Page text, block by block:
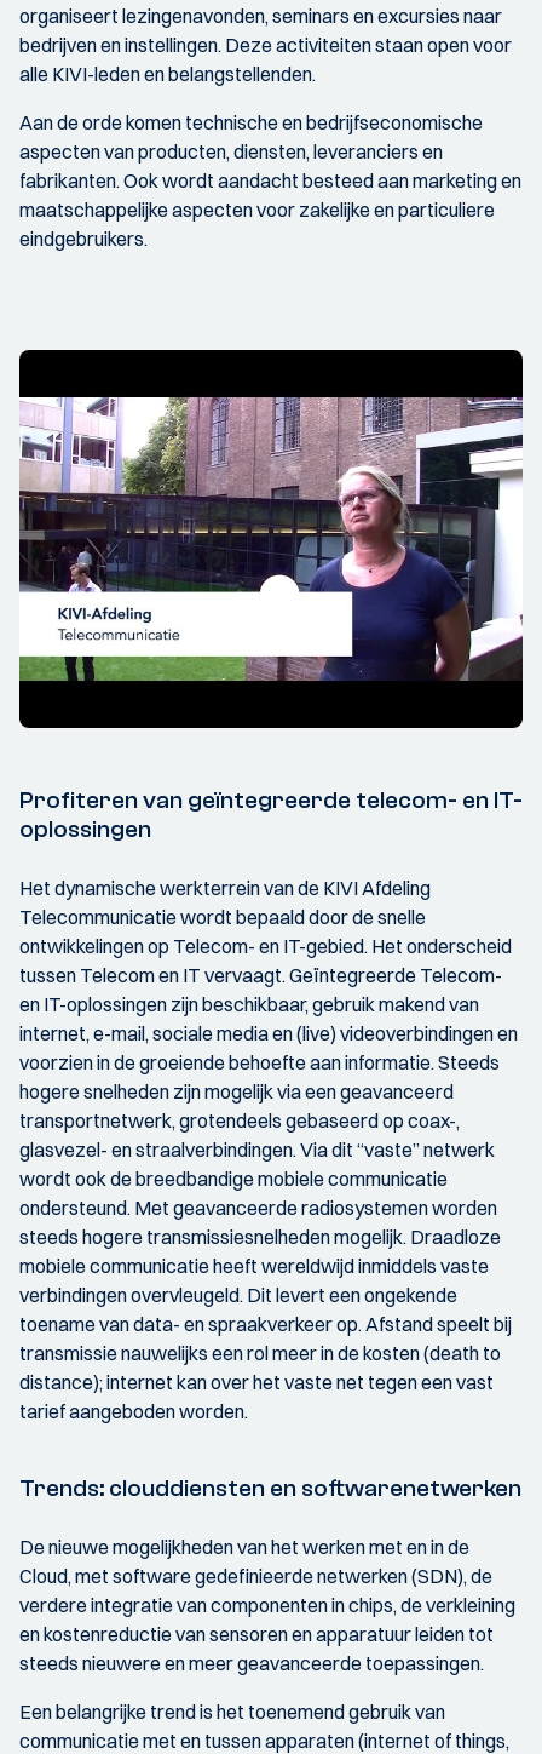
organiseert lezingenavonden, seminars en excursies naar
bedrijven en instellingen. Deze activiteiten staan open voor
alle KIVI-leden en belangstellenden.
Aan de orde komen technische en bedrijfseconomische
aspecten van producten, diensten, leveranciers en
fabrikanten. Ook wordt aandacht besteed aan marketing en
maatschappelijke aspecten voor zakelijke en particuliere
eindgebruikers.
Profiteren van geïntegreerde telecom- en IT-
oplossingen
Het dynamische werkterrein van de KIVI Afdeling
Telecommunicatie wordt bepaald door de snelle
ontwikkelingen op Telecom- en IT-gebied. Het onderscheid
tussen Telecom en IT vervaagt. Geïntegreerde Telecom-
en IT-oplossingen zijn beschikbaar, gebruik makend van
internet, e-mail, sociale media en (live) videoverbindingen en
voorzien in de groeiende behoefte aan informatie. Steeds
hogere snelheden zijn mogelijk via een geavanceerd
transportnetwerk, grotendeels gebaseerd op coax-,
glasvezel- en straalverbindingen. Via dit “vaste” netwerk
wordt ook de breedbandige mobiele communicatie
ondersteund. Met geavanceerde radiosystemen worden
steeds hogere transmissiesnelheden mogelijk. Draadloze
mobiele communicatie heeft wereldwijd inmiddels vaste
verbindingen overvleugeld. Dit levert een ongekende
toename van data- en spraakverkeer op. Afstand speelt bij
transmissie nauwelijks een rol meer in de kosten (death to
distance); internet kan over het vaste net tegen een vast
tarief aangeboden worden.
Trends: clouddiensten en softwarenetwerken
De nieuwe mogelijkheden van het werken met en in de
Cloud, met software gedefinieerde netwerken (SDN), de
verdere integratie van componenten in chips, de verkleining
en kostenreductie van sensoren en apparatuur leiden tot
steeds nieuwere en meer geavanceerde toepassingen.
Een belangrijke trend is het toenemend gebruik van
communicatie met en tussen apparaten (internet of things,